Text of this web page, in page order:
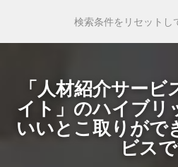
検索条件をリセットし
「人材紹介サー
イト」のハイブリ
いいとこ取りがで
ビス